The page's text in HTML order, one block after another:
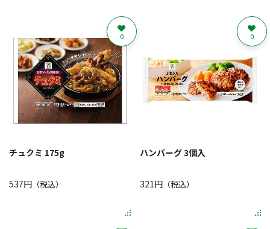
チュクミ 175g
537円 （税込）
0
ハンバーグ 3個入
321円（税込）
0